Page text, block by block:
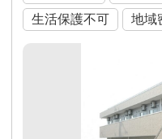
生活保護不可
地域